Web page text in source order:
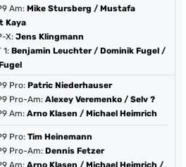
Am: Mike Stursberg / Mustafa
Kaya
X: Jens Klingmann
1: Benjamin Leuchter / Dominik Fugel /
Pro: Patric Niederhauser
Pro-Am: Alexey Veremenko / Selv ?
Am: Arno Klasen / Michael Heimrich
Pro: Tim Heinemann
Pro-Am: Dennis Fetzer
Am: Arno Klasen / Michael Heimrich /